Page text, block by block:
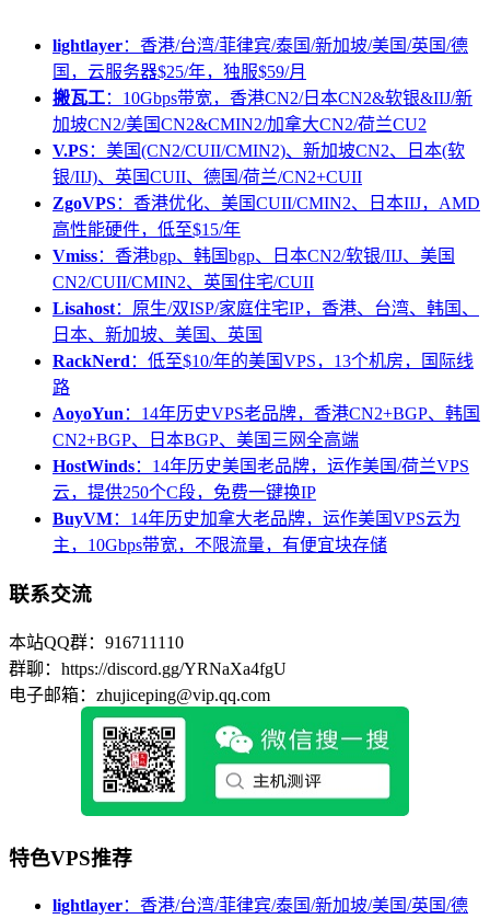
lightlayer：香港/台湾/菲律宾/泰国/新加坡/美国/英国/德
国，云服务器$25/年，独服$59/月
搬瓦工：10Gbps带宽，香港CN2/日本CN2&软银&IIJ/新
加坡CN2/美国CN2&CMIN2/加拿大CN2/荷兰CU2
V.PS：美国(CN2/CUII/CMIN2)、新加坡CN2、日本(软
银/IIJ)、英国CUII、德国/荷兰/CN2+CUII
ZgoVPS：香港优化、美国CUII/CMIN2、日本IIJ，AMD
高性能硬件，低至$15/年
Vmiss：香港bgp、韩国bgp、日本CN2/软银/IIJ、美国
CN2/CUII/CMIN2、英国住宅/CUII
Lisahost：原生/双ISP/家庭住宅IP，香港、台湾、韩国、
日本、新加坡、美国、英国
RackNerd：低至$10/年的美国VPS，13个机房，国际线
路
AoyoYun：14年历史VPS老品牌，香港CN2+BGP、韩国
CN2+BGP、日本BGP、美国三网全高端
HostWinds：14年历史美国老品牌，运作美国/荷兰VPS
云，提供250个C段，免费一键换IP
BuyVM：14年历史加拿大老品牌，运作美国VPS云为
主，10Gbps带宽，不限流量，有便宜块存储
联系交流
本站QQ群：916711110
群聊：https://discord.gg/YRNaXa4fgU
电子邮箱：zhujiceping@vip.qq.com
特色VPS推荐
lightlayer：香港/台湾/菲律宾/泰国/新加坡/美国/英国/德